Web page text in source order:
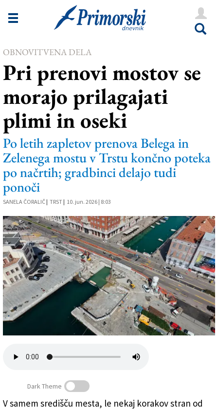
Novice
Goriška
Kultura
Šport
Še
Vreme
V Kioskih
Uredništvo
Založnik
Zadruga PD
Naročnine
OBNOVITVENA DELA
Pri prenovi mostov se
morajo prilagajati
plimi in oseki
Po letih zapletov prenova Belega in
Zelenega mostu v Trstu končno poteka
po načrtih; gradbinci delajo tudi
ponoči
SANELA ČORALIČ | TRST | 10. jun. 2026 | 8:03
Dark Theme
V samem središču mesta, le nekaj korakov stran od